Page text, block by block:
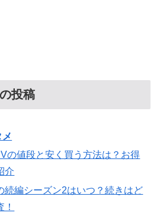
投稿
の値段と安く買う方法は？お得
介
続編シーズン2はいつ？続きはど